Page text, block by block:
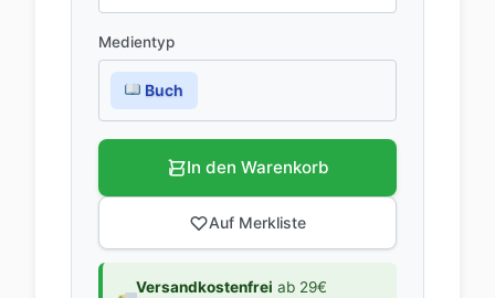
Medientyp
Buch
In den Warenkorb
Auf Merkliste
Versandkostenfrei ab 29€